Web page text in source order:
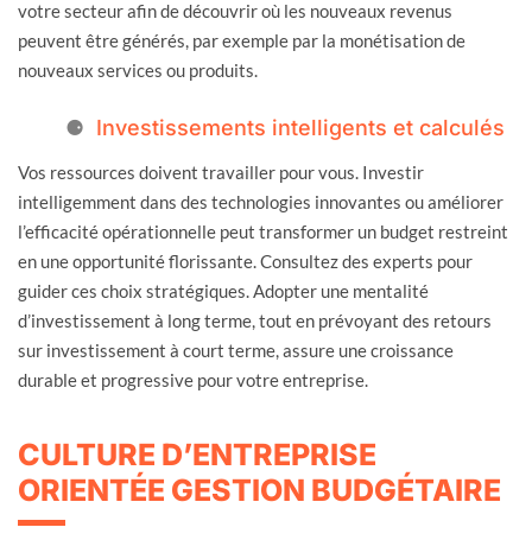
votre secteur afin de découvrir où les nouveaux revenus
peuvent être générés, par exemple par la monétisation de
nouveaux services ou produits.
Investissements intelligents et calculés
Vos ressources doivent travailler pour vous. Investir
intelligemment dans des technologies innovantes ou améliorer
l’efficacité opérationnelle peut transformer un budget restreint
en une opportunité florissante. Consultez des experts pour
guider ces choix stratégiques. Adopter une mentalité
d’investissement à long terme, tout en prévoyant des retours
sur investissement à court terme, assure une croissance
durable et progressive pour votre entreprise.
CULTURE D’ENTREPRISE
ORIENTÉE GESTION BUDGÉTAIRE